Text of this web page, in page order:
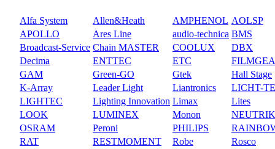
Alfa System Allen&Heath AMPHENOL AOLSP
APOLLO
Ares Line audio-technica BMS
Broadcast-Service Chain MASTER COOLUX
DBX
Decima
ENTTEC ETC
GAM
Green-GO Gtek
Hall Stage
K-Array
Leader Light Liantronics
LICHT-
LIGHTEC
Lighting Innovation Limax
Lites
LOOK
LUMINEX Monon
NEUTRIK
OSRAM
Peroni PHILIPS
RAT
RESTMOMENT Robe
Rosco